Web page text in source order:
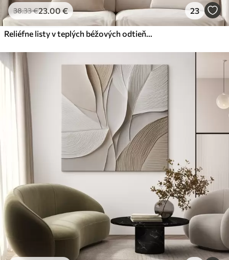
38.33€23.00€ 23
Reliéfne listy v teplých béžových odtieňoch